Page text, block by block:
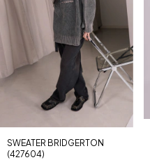
SWEATER BRIDGERTON
(427604)